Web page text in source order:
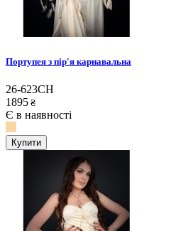
Портупея з пір'я карнавальна
26-623CH
1895 ₴
Є в наявності
Купити